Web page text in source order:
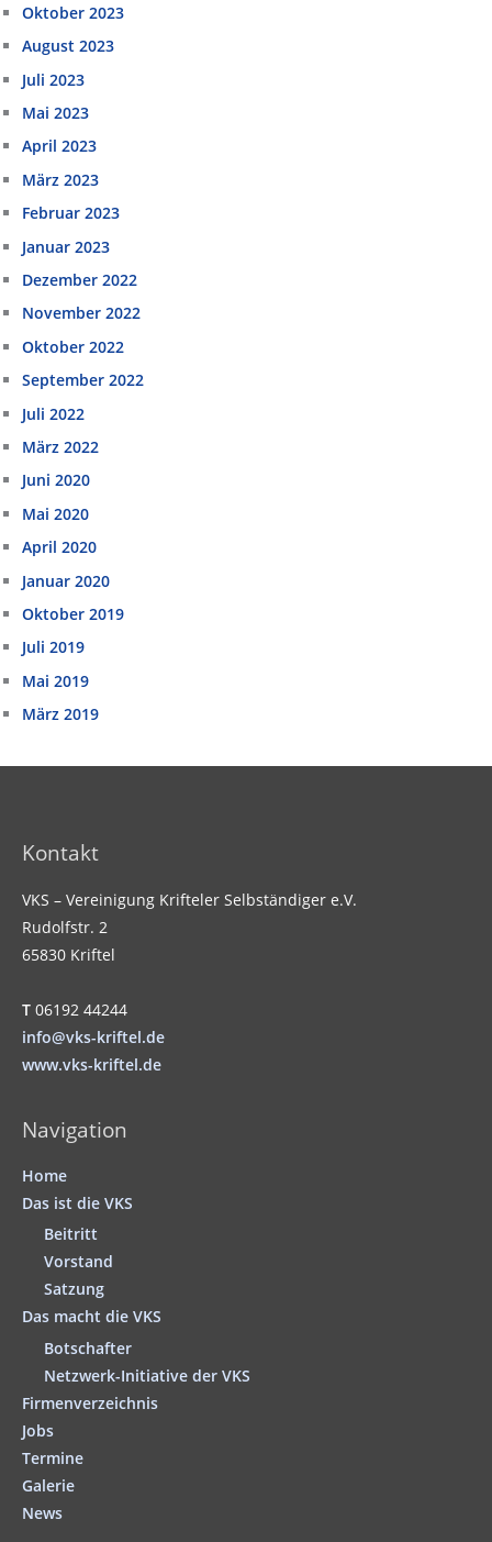
Oktober 2023
August 2023
Juli 2023
Mai 2023
April 2023
März 2023
Februar 2023
Januar 2023
Dezember 2022
November 2022
Oktober 2022
September 2022
Juli 2022
März 2022
Juni 2020
Mai 2020
April 2020
Januar 2020
Oktober 2019
Juli 2019
Mai 2019
März 2019
Kontakt
VKS – Vereinigung Krifteler Selbständiger e.V.
Rudolfstr. 2
65830 Kriftel
T 06192 44244
info@vks-kriftel.de
www.vks-kriftel.de
Navigation
Home
Das ist die VKS
Beitritt
Vorstand
Satzung
Das macht die VKS
Botschafter
Netzwerk-Initiative der VKS
Firmenverzeichnis
Jobs
Termine
Galerie
News